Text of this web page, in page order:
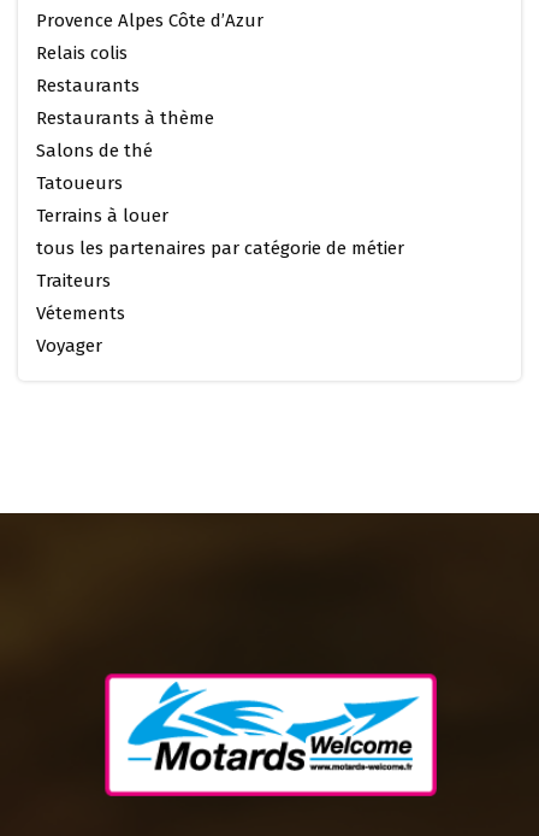
Provence Alpes Côte d’Azur
Relais colis
Restaurants
Restaurants à thème
Salons de thé
Tatoueurs
Terrains à louer
tous les partenaires par catégorie de métier
Traiteurs
Vétements
Voyager